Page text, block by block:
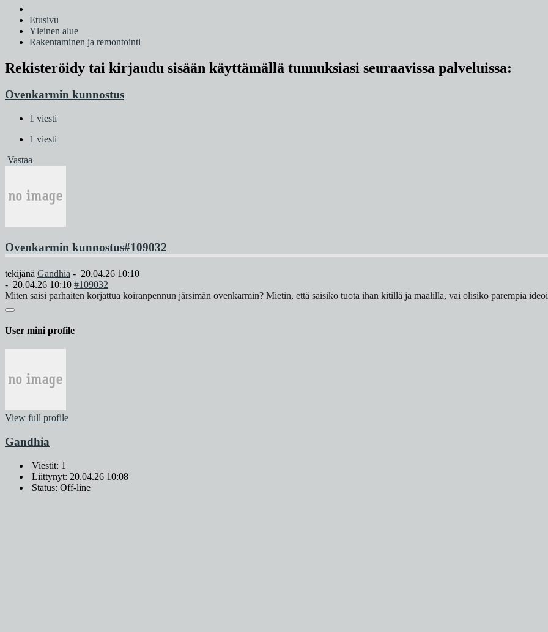
Etusivu
Yleinen alue
Rakentaminen ja remontointi
Rekisteröidy tai kirjaudu sisään käyttämällä tunnuksiasi seuraavissa palveluissa:
Ovenkarmin kunnostus
1 viesti
1 viesti
Vastaa
Ovenkarmin kunnostus#109032
tekijänä Gandhia - 20.04.26 10:10
- 20.04.26 10:10 #109032
Miten saisi parhaiten korjattua koiranpennun järsimän ovenkarmin? Mietin, että saisiko tuota ihan kitillä ja maalilla, vai olisiko parempia
User mini profile
View full profile
Gandhia
Viestit: 1
Liittynyt: 20.04.26 10:08
Status: Off-line